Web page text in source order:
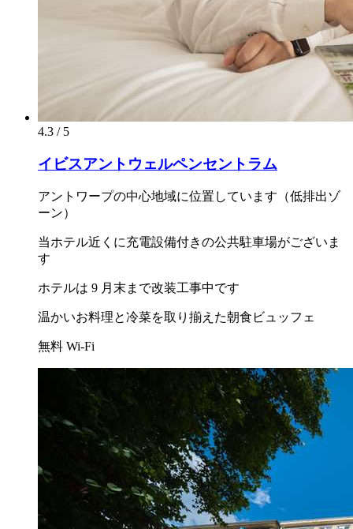
4.3 / 5
イビスアントウェルペンセントラム
アントワープの中心地域に位置しています（低排出ゾ
ーン）
当ホテル近くに充電設備付きの公共駐車場がございま
す
ホテルは 9 月末まで改装工事中です
温かいお料理と冷菜を取り揃えた朝食ビュッフェ
無料 Wi-Fi